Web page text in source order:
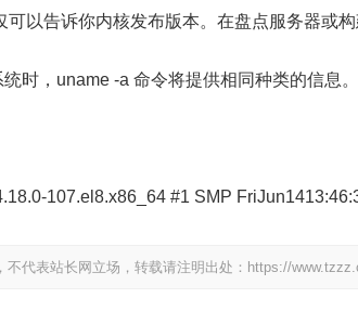
可以告诉你内核发布版本。在盘点服务器或
时，uname -a 命令将提供相同种类的信息
107.el8.x86_64 #1 SMP
不代表站长网立场，转载请注明出处： https://